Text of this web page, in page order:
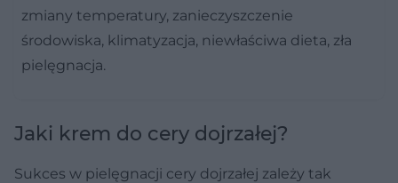
zmiany temperatury, zanieczyszczenie
środowiska, klimatyzacja, niewłaściwa dieta, zła
pielęgnacja.
Jaki krem do cery dojrzałej?
Sukces w pielęgnacji cery dojrzałej zależy tak